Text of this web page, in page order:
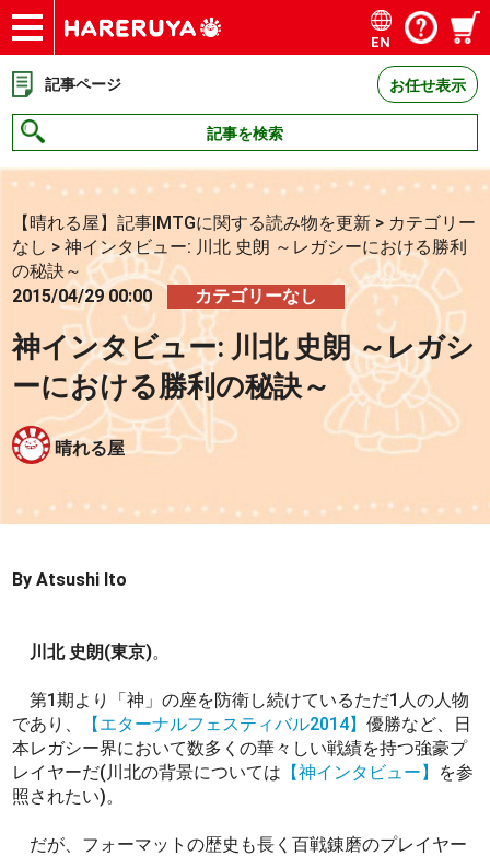
ショップ
買取
記事
デッキ検索
デッキ構築
選手一覧
店舗一覧
イベント
お問い合わせ
EN
記事ページ お任せ表示
記事を検索
【晴れる屋】記事|MTGに関する読み物を更新 > カテゴリー
なし >神インタビュー: 川北 史朗 ～レガシーにおける勝利
の秘訣～
2015/04/29 00:00
カテゴリーなし
神インタビュー: 川北 史朗 ～レガシ
ーにおける勝利の秘訣～
晴れる屋
By Atsushi Ito
川北 史朗(東京)。
第1期より「神」の座を防衛し続けているただ1人の人物
であり、
【エターナルフェスティバル2014】優勝など、日
本レガシー界において数多くの華々しい戦績を持つ強豪プ
レイヤーだ(川北の背景については 【神インタビュー】 を参
照されたい)。
だが、フォーマットの歴史も長く百戦錬磨のプレイヤー